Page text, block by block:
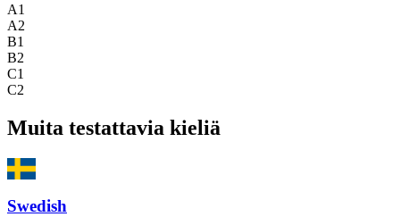
A1
A2
B1
B2
C1
C2
Muita testattavia kieliä
Swedish